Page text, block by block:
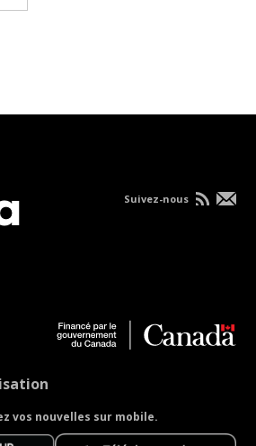
vos nouvelles sur mobile.
Suivez-nous